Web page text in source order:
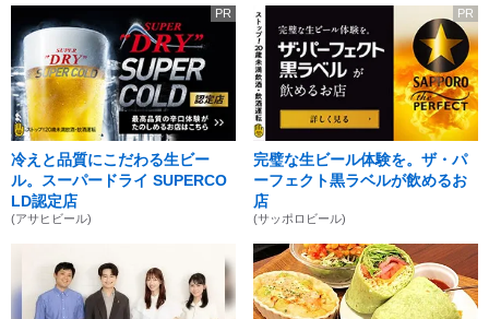
PR
冷えと品質にこだわる生ビー
ル。スーパードライ SUPERCO
LD認定店
(アサヒビール)
PR
完璧な生ビール体験を。ザ・パ
ーフェクト黒ラベルが飲めるお
店
(サッポロビール)